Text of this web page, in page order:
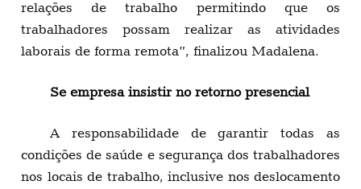
relações de trabalho permitindo que os
trabalhadores possam realizar as atividades
laborais de forma remota”, finalizou Madalena.
Se empresa insistir no retorno presencial
A responsabilidade de garantir todas as
condições de saúde e segurança dos trabalhadores
nos locais de trabalho, inclusive nos deslocamento